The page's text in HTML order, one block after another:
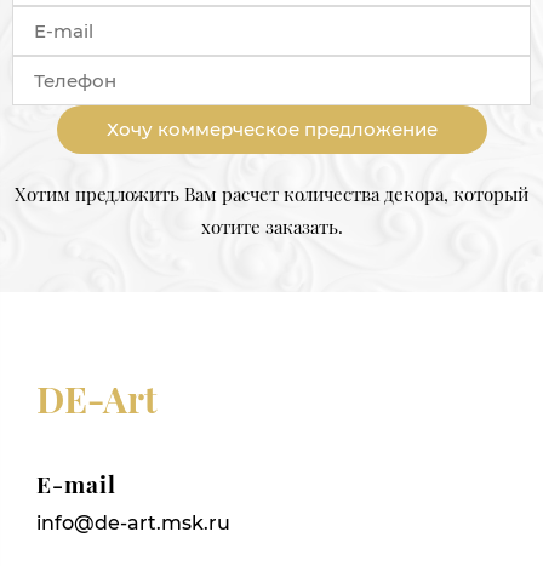
Хочу коммерческое предложение
Хотим предложить Вам расчет количества декора, который
хотите заказать.
DE-Art
E-mail
info@de-art.msk.ru